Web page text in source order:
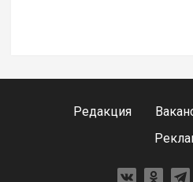
Редакция